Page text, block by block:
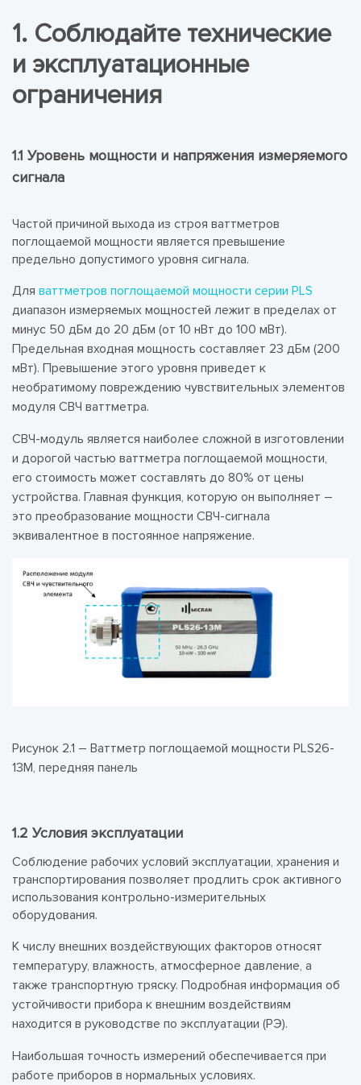
1. Соблюдайте технические
и эксплуатационные
ограничения
1.1 Уровень мощности и напряжения измеряемого
сигнала
Частой причиной выхода из строя ваттметров
поглощаемой мощности является превышение
предельно допустимого уровня сигнала.
Для ваттметров поглощаемой мощности серии PLS
диапазон измеряемых мощностей лежит в пределах от
минус 50 дБм до 20 дБм (от 10 нВт до 100 мВт).
Предельная входная мощность составляет 23 дБм (200
мВт). Превышение этого уровня приведет к
необратимому повреждению чувствительных элементов
модуля СВЧ ваттметра.
СВЧ-модуль является наиболее сложной в изготовлении
и дорогой частью ваттметра поглощаемой мощности,
его стоимость может составлять до 80% от цены
устройства. Главная функция, которую он выполняет –
это преобразование мощности СВЧ-сигнала
эквивалентное в постоянное напряжение.
Рисунок 2.1 – Ваттметр поглощаемой мощности PLS26-
13M, передняя панель
1.2 Условия эксплуатации
Соблюдение рабочих условий эксплуатации, хранения и
транспортирования позволяет продлить срок активного
использования контрольно-измерительных
оборудования.
К числу внешних воздействующих факторов относят
температуру, влажность, атмосферное давление, а
также транспортную тряску. Подробная информация об
устойчивости прибора к внешним воздействиям
находится в руководстве по эксплуатации (РЭ).
Наибольшая точность измерений обеспечивается при
работе приборов в нормальных условиях.